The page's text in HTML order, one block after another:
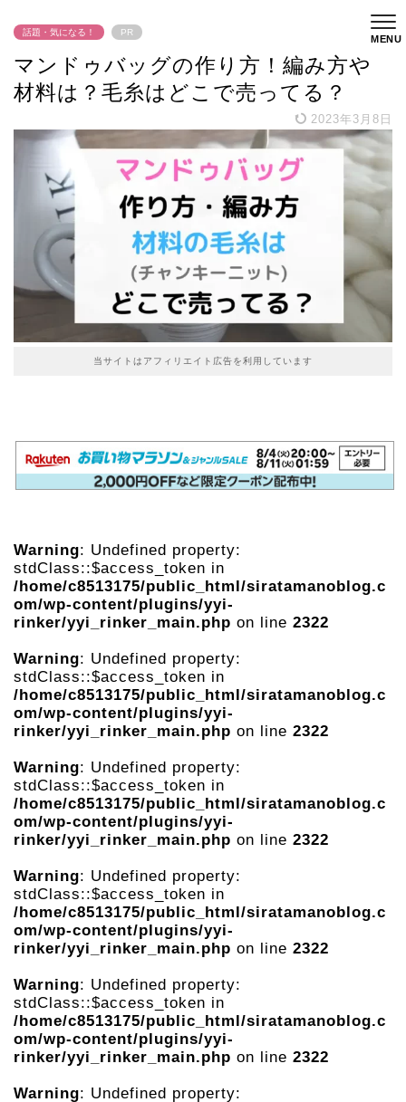
話題・気になる！ PR
マンドゥバッグの作り方！編み方や
材料は？毛糸はどこで売ってる？
2023年3月8日
当サイトはアフィリエイト広告を利用しています
Warning: Undefined property:
stdClass::$access_token in
/home/c8513175/public_html/siratamanoblog.c
om/wp-content/plugins/yyi-
rinker/yyi_rinker_main.php on line 2322
Warning: Undefined property:
stdClass::$access_token in
/home/c8513175/public_html/siratamanoblog.c
om/wp-content/plugins/yyi-
rinker/yyi_rinker_main.php on line 2322
Warning: Undefined property:
stdClass::$access_token in
/home/c8513175/public_html/siratamanoblog.c
om/wp-content/plugins/yyi-
rinker/yyi_rinker_main.php on line 2322
Warning: Undefined property:
stdClass::$access_token in
/home/c8513175/public_html/siratamanoblog.c
om/wp-content/plugins/yyi-
rinker/yyi_rinker_main.php on line 2322
Warning: Undefined property:
stdClass::$access_token in
/home/c8513175/public_html/siratamanoblog.c
om/wp-content/plugins/yyi-
rinker/yyi_rinker_main.php on line 2322
Warning: Undefined property: